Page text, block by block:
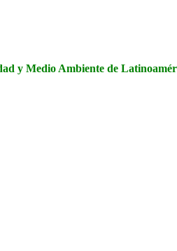
y Medio Ambiente de